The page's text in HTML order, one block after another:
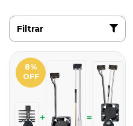
Filtrar
8%
OFF